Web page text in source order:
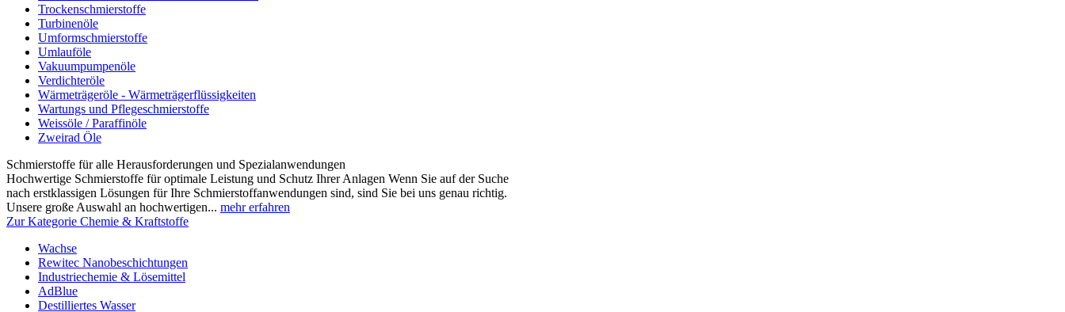
Trockenschmierstoffe
Turbinenöle
Umformschmierstoffe
Umlauföle
Vakuumpumpenöle
Verdichteröle
Wärmeträgeröle - Wärmeträgerflüssigkeiten
Wartungs und Pflegeschmierstoffe
Weissöle / Paraffinöle
Zweirad Öle
Schmierstoffe für alle Herausforderungen und Spezialanwendungen
Hochwertige Schmierstoffe für optimale Leistung und Schutz Ihrer Anlagen Wenn Sie auf der Suche
nach erstklassigen Lösungen für Ihre Schmierstoffanwendungen sind, sind Sie bei uns genau richtig.
Unsere große Auswahl an hochwertigen... mehr erfahren
Zur Kategorie Chemie & Kraftstoffe
Wachse
Rewitec Nanobeschichtungen
Industriechemie & Lösemittel
AdBlue
Destilliertes Wasser